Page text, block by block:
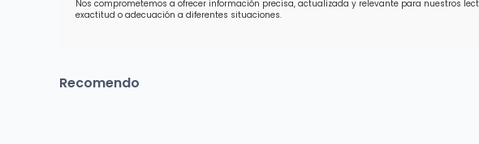
Nos comprometemos a ofrecer información precisa, actualizada y relevante para nuestros
exactitud o adecuación a diferentes situaciones.
Recomendo